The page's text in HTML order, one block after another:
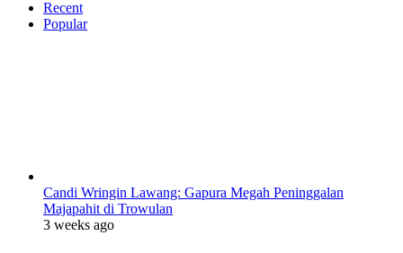
Recent
Popular
Candi Wringin Lawang: Gapura Megah Peninggalan
Majapahit di Trowulan
3 weeks ago